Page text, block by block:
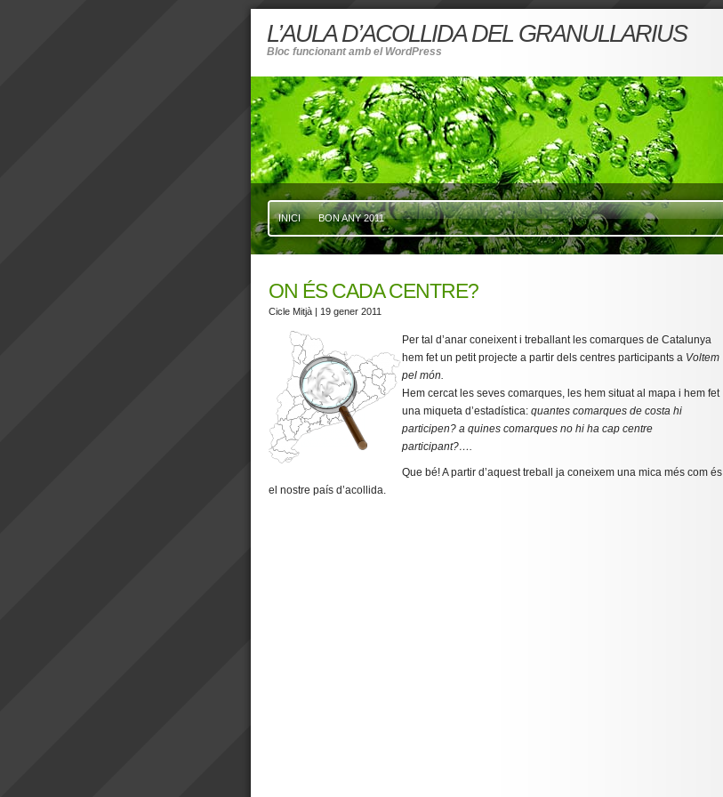
L’AULA D’ACOLLIDA DEL GRANULLARIUS
Bloc funcionant amb el WordPress
INICI BON ANY 2011
ON ÉS CADA CENTRE?
Cicle Mitjà | 19 gener 2011
Per tal d’anar coneixent i treballant les comarques de Catalunya
hem fet un petit projecte a partir dels centres participants a Voltem
pel món.
Hem cercat les seves comarques, les hem situat al mapa i hem fet
una miqueta d’estadística: quantes comarques de costa hi
participen? a quines comarques no hi ha cap centre
participant?….
Que bé! A partir d’aquest treball ja coneixem una mica més com és
el nostre país d’acollida.